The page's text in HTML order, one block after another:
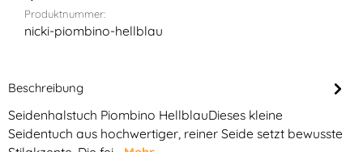
Produktnummer:
nicki-piombino-hellblau
Beschreibung
Seidenhalstuch Piombino HellblauDieses kleine
Seidentuch aus hochwertiger, reiner Seide setzt bewusste